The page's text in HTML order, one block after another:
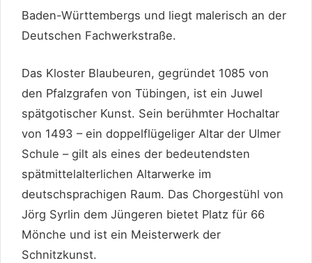
Baden-Württembergs und liegt malerisch an der
Deutschen Fachwerkstraße.
Das Kloster Blaubeuren, gegründet 1085 von
den Pfalzgrafen von Tübingen, ist ein Juwel
spätgotischer Kunst. Sein berühmter Hochaltar
von 1493 – ein doppelflügeliger Altar der Ulmer
Schule – gilt als eines der bedeutendsten
spätmittelalterlichen Altarwerke im
deutschsprachigen Raum. Das Chorgestühl von
Jörg Syrlin dem Jüngeren bietet Platz für 66
Mönche und ist ein Meisterwerk der
Schnitzkunst.